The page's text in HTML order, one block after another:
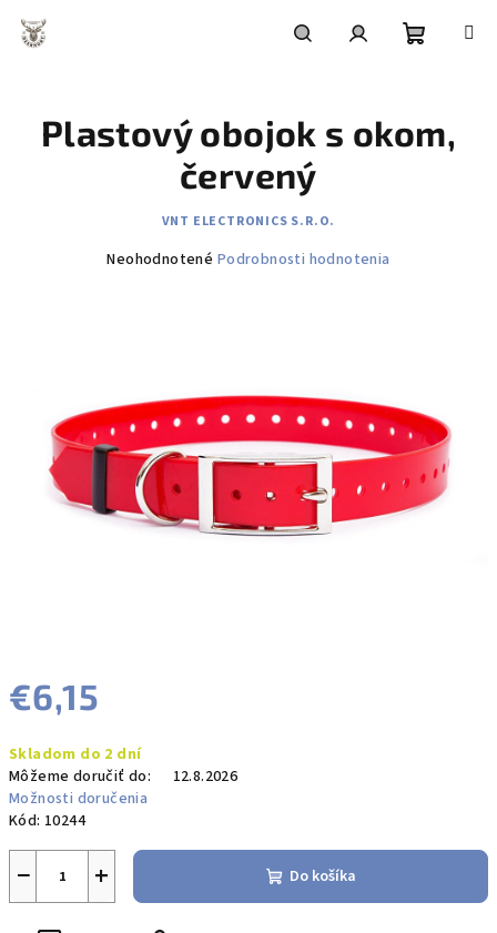
obsah
košík
€6,15
cena:
Skladom do 2 dní
Môžeme doručiť do:
12.8.2026
Možnosti doručenia
Kód: 10244
+
− Do košíka
Plastový obojok s okom,
červený
VNT ELECTRONICS S.R.O.
Priemerné
hviezdičiek.
Neohodnotené Podrobnosti hodnotenia